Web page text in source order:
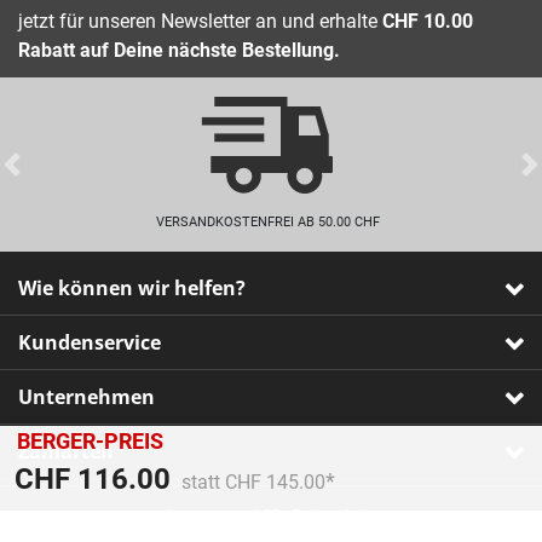
BERGER-PREIS
CHF 116.00 Preis reduziert von
statt CHF 145.00
An
jetzt für unseren Newsletter an und erhalte CHF 10.00
Rabatt auf Deine nächste Bestellung.
VERSANDKOSTENFREI AB 50.00 CHF
Previous
Wie können wir helfen?
Kundenservice
Unternehmen
Zahlarten